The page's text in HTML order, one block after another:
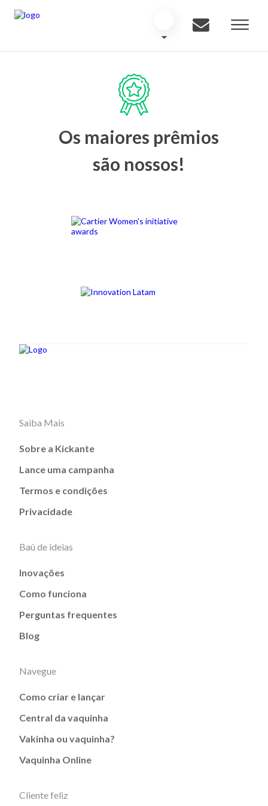
Os maiores prêmios
são nossos!
Saiba Mais
Sobre a Kickante
Lance uma campanha
Termos e condições
Privacidade
Baú de ideias
Inovações
Como funciona
Perguntas frequentes
Blog
Navegue
Como criar e lançar
Central da vaquinha
Vakinha ou vaquinha?
Vaquinha Online
Cliente feliz